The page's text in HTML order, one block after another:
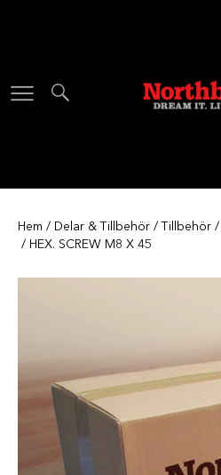
Hem / Delar & Tillbehör / Tillbehör /
/ HEX. SCREW M8 X 45